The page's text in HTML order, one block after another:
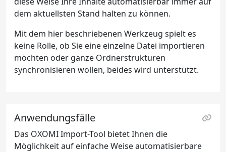
dem aktuellsten Stand halten zu können.
Mit dem hier beschriebenen Werkzeug spielt es
keine Rolle, ob Sie eine einzelne Datei importieren
möchten oder ganze Ordnerstrukturen
synchronisieren wollen, beides wird unterstützt.
Anwendungsfälle
Das OXOMI Import-Tool bietet Ihnen die
Möglichkeit auf einfache Weise automatisierbare